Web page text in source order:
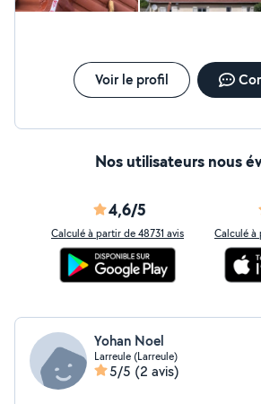
Voir le profil
Nos utilisateurs nous
4,6/5
Calculé à partir de 48731 avis Calculé à
Yohan Noel
Larreule (Larreule)
5/5 (2 avis)